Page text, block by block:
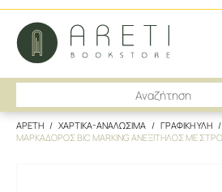
ΑΡΕΤΗ ΧΑΡΤΙΚΑ-ΑΝΑΛΩΣΙΜΑ ΓΡΑΦΙΚΗ ΥΛΗ
ΜΑΡΚΑΔΟΡΟΣ BIC MARKING ΑΝΕΞΙΤΗΛΟΣ ΜΕ